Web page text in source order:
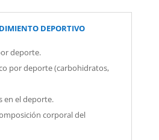
DEPORTIVO
deporte.
por deporte (carbohidratos,
en el deporte.
corporal del